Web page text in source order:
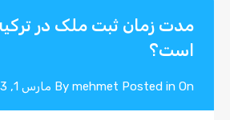
مدت زمان ثبت ملک در
است؟
By mehmet Posted in On مارس 1, 2023